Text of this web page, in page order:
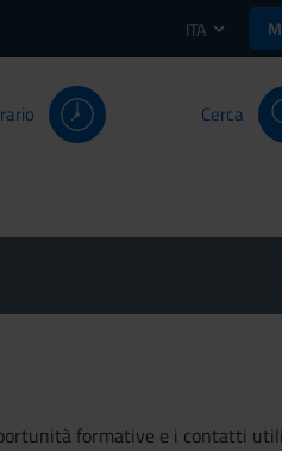
ITA
Cerca
formative e i contatti